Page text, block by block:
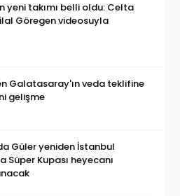
yeni takımı belli oldu: Celta
Göregen videosuyla
Galatasaray'ın veda teklifine
gelişme
Güler yeniden İstanbul
Süper Kupası heyecanı